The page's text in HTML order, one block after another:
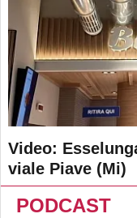
Video:
viale Piave (Mi)
PODCAST